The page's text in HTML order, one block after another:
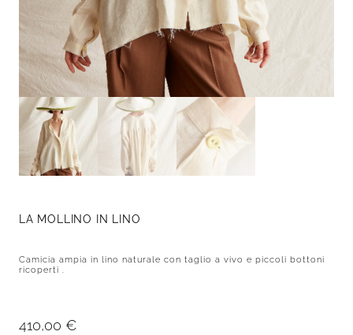
LA MOLLINO IN LINO
Camicia ampia in lino naturale con taglio a vivo e piccoli bottoni
ricoperti .
410,00 €